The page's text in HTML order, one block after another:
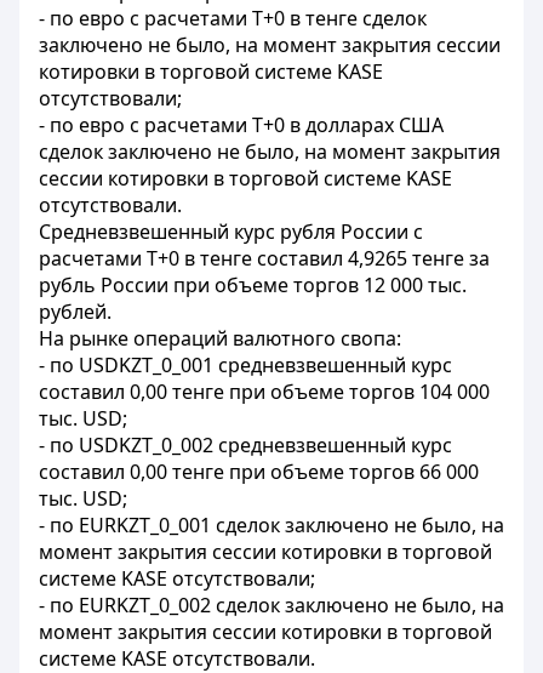
- по евро с расчетами Т+0 в тенге сделок
заключено не было, на момент закрытия сессии
котировки в торговой системе KASE
отсутствовали;
- по евро с расчетами Т+0 в долларах США
сделок заключено не было, на момент закрытия
сессии котировки в торговой системе KASE
отсутствовали.
Средневзвешенный курс рубля России с
расчетами T+0 в тенге составил 4,9265 тенге за
рубль России при объеме торгов 12 000 тыс.
рублей.
На рынке операций валютного свопа:
- по USDKZT_0_001 средневзвешенный курс
составил 0,00 тенге при объеме торгов 104 000
тыс. USD;
- по USDKZT_0_002 средневзвешенный курс
составил 0,00 тенге при объеме торгов 66 000
тыс. USD;
- по EURKZT_0_001 сделок заключено не было, на
момент закрытия сессии котировки в торговой
системе KASE отсутствовали;
- по EURKZT_0_002 сделок заключено не было, на
момент закрытия сессии котировки в торговой
системе KASE отсутствовали.